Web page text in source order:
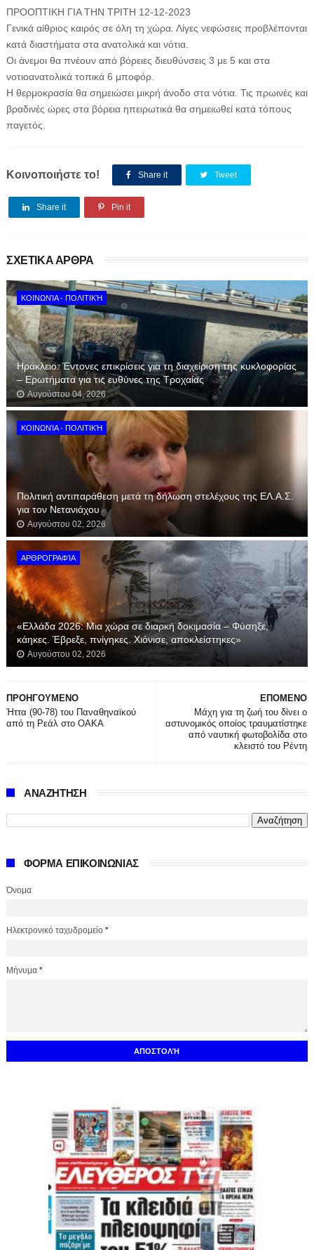
ΠΡΟΟΠΤΙΚΗ ΓΙΑ ΤΗΝ ΤΡΙΤΗ 12-12-2023
Γενικά αίθριος καιρός σε όλη τη χώρα. Λίγες νεφώσεις προβλέπονται
κατά διαστήματα στα ανατολικά και νότια.
Οι άνεμοι θα πνέουν από βόρειες διευθύνσεις 3 με 5 και στα
νοτιοανατολικά τοπικά 6 μποφόρ.
Η θερμοκρασία θα σημειώσει μικρή άνοδο στα νότια. Τις πρωινές και
βραδινές ώρες στα βόρεια ηπειρωτικά θα σημειωθεί κατά τόπους
παγετός.
Κοινοποιήστε το! Share it Tweet
Share it Pin it
ΣΧΕΤΙΚΑ ΑΡΘΡΑ
ΚΟΙΝΩΝΊΑ - ΠΟΛΙΤΙΚΉ
Ηράκλειο: Έντονες επικρίσεις για τη διαχείριση της κυκλοφορίας
– Ερωτήματα για τις ευθύνες της Τροχαίας
Αυγούστου 04, 2026
ΚΟΙΝΩΝΊΑ - ΠΟΛΙΤΙΚΉ
Πολιτική αντιπαράθεση μετά τη δήλωση στελέχους της ΕΛ.Α.Σ.
για τον Νετανιάχου
Αυγούστου 02, 2026
ΑΡΘΡΟΓΡΑΦΊΑ
«Ελλάδα 2026: Μια χώρα σε διαρκή δοκιμασία – Φύσηξε,
κάηκες. Έβρεξε, πνίγηκες. Χιόνισε, αποκλείστηκες»
Αυγούστου 02, 2026
ΕΠΟΜΕΝΟ
Μάχη για τη ζωή του δίνει ο
αστυνομικός οποίος τραυματίστηκε
από ναυτική φωτοβολίδα στο
κλειστό του Ρέντη
ΠΡΟΗΓΟΥΜΕΝΟ
Ήττα (90-78) του Παναθηναϊκού
από τη Ρεάλ στο ΟΑΚΑ
ΑΝΑΖΗΤΗΣΗ
ΦΟΡΜΑ ΕΠΙΚΟΙΝΩΝΙΑΣ
Όνομα
Ηλεκτρονικό ταχυδρομείο *
Μήνυμα *